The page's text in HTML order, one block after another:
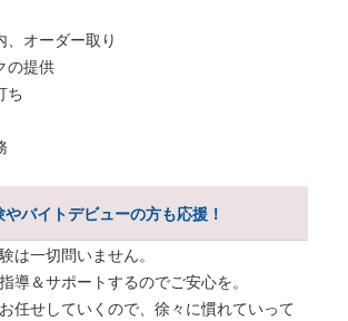
、オーダー取り
の提供
ち
バイトデビューの方も応援！
は一切問いません。
導＆サポートするのでご安心を。
任せしていくので、徐々に慣れていって